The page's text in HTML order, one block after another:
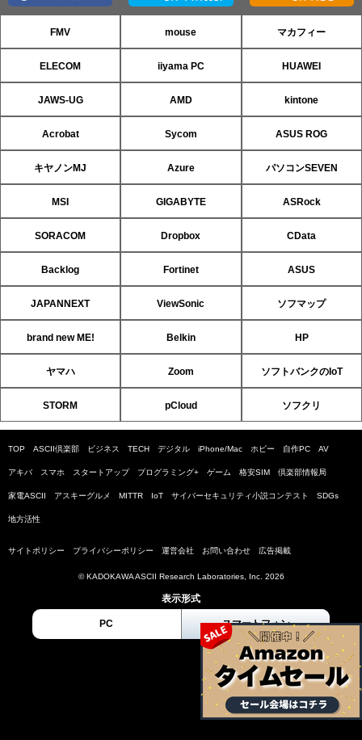
FMV mouse マカフィー
ELECOM iiyama PC HUAWEI
JAWS-UG AMD kintone
Acrobat Sycom ASUS ROG
キヤノンMJ Azure パソコンSEVEN
MSI GIGABYTE ASRock
SORACOM Dropbox CData
Backlog Fortinet ASUS
JAPANNEXT ViewSonic ソフマップ
brand new ME! Belkin HP
ヤマハ Zoom ソフトバンクのIoT
STORM pCloud ソフクリ
TOP ASCII倶楽部 ビジネス TECH デジタル iPhone/Mac ホビー 自作PC AV
アキバ スマホ スタートアップ プログラミング+ ゲーム 格安SIM 倶楽部情報局
家電ASCII アスキーグルメ MITTR IoT サイバーセキュリティ小説コンテスト SDGs
地方活性
サイトポリシー プライバシーポリシー 運営会社 お問い合わせ 広告掲載
© KADOKAWA ASCII Research Laboratories, Inc. 2026
表示形式
PC スマートフォン